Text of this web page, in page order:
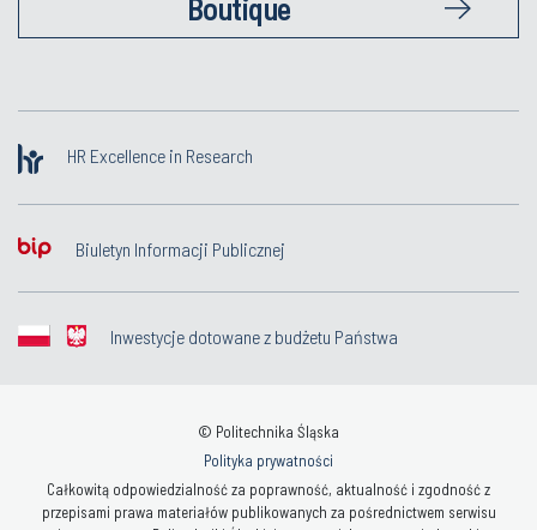
Boutique
HR Excellence in Research
Biuletyn Informacji Publicznej
Inwestycje dotowane z budżetu Państwa
© Politechnika Śląska
Polityka prywatności
Całkowitą odpowiedzialność za poprawność, aktualność i zgodność z
przepisami prawa materiałów publikowanych za pośrednictwem serwisu